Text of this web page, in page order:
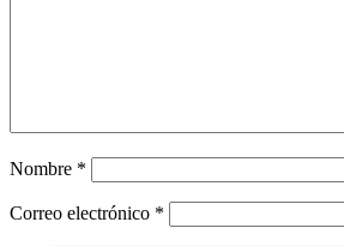
Nombre *
Correo electrónico *